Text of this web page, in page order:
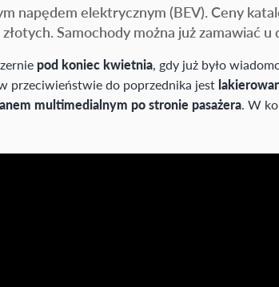
napędem elektrycznym (BEV). Ceny
Samochody można już zamawiać u
pod koniec kwietnia, gdy już było
przeciwieństwie do poprzednika jest
multimedialnym po stronie pasażera. W